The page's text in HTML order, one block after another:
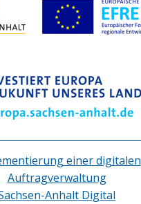
einer digitalen
Auftragverwaltung
Anhalt Digital